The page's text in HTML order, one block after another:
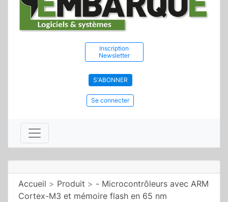
Inscription
Newsletter
S'ABONNER
Se connecter
Accueil > Produit > - Microcontrôleurs avec ARM
Cortex-M3 et mémoire flash en 65 nm